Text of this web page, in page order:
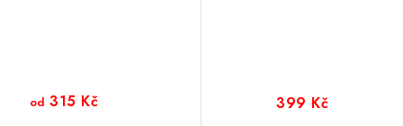
od 315 Kč 399 Kč